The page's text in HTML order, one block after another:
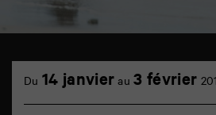
cinéma
Du 14 janvier au3 février